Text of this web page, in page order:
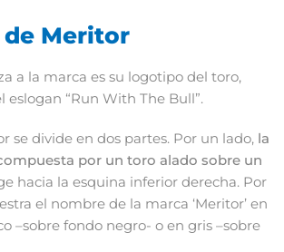
de Meritor
a la marca es su logotipo del toro,
eslogan “Run With The Bull”.
se divide en dos partes. Por un lado, la
por un toro alado sobre un
hacia la esquina inferior derecha. Por
el nombre de la marca ‘Meritor’ en
–sobre fondo negro- o en gris –sobre